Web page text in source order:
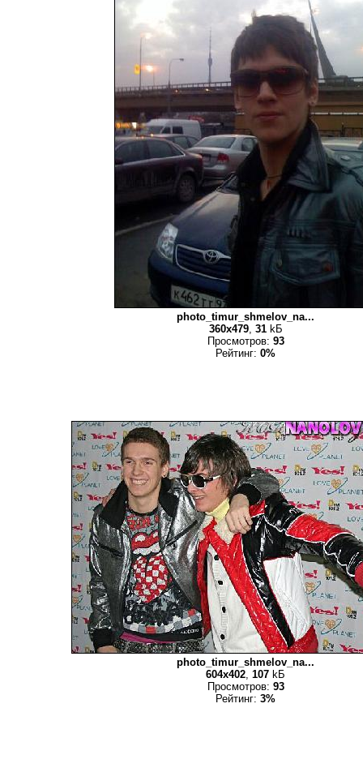
photo_timur_shmelov_na...
360x479, 31kБ
Просмотров: 93
Рейтинг: 0%
photo_timur_shmelov_na...
604x402, 107 kБ
Просмотров: 93
Рейтинг: 3%